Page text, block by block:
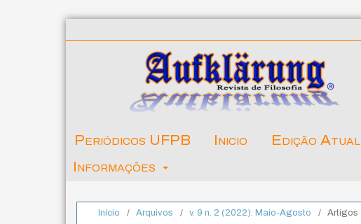
Periódicos UFPB Inicio Edição Atual
Informações
Início / Arquivos / v. 9 n. 2 (2022): Maio-Agosto / Artigos